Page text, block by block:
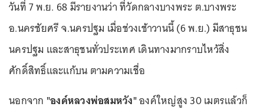
วันที่ 7 พ.ย. 68 มีรายงานว่า ที่วัดกลางบางพระ ต.บางพระ
อ.นครชัยศรี จ.นครปฐม เมื่อช่วงเช้าวานนี้ (6 พ.ย.) มีสาธุชน
นครปฐม และสาธุชนทั่วประเทศ เดินทางมากราบไหว้สิ่ง
ศักดิ์สิทธิ์และแก้บน ตามความเชื่อ
นอกจาก "องค์หลวงพ่อสมหวัง"องค์ใหญ่สูง 30 เมตรแล้วก็